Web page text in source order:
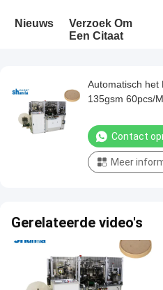
Nieuws
Verzoek Om
Een Citaat
Automatisch het
135gsm 60pcs/
Contact
Meer
Gerelateerde video's